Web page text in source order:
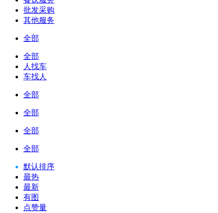
批发采购
其他服务
全部
全部
人找车
车找人
全部
全部
全部
全部
默认排序
最热
最新
有图
点赞量